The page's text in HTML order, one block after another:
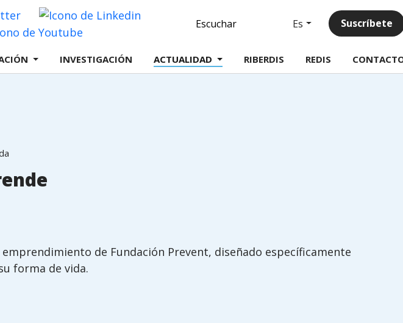
Twitter
Linkedin
Escuchar Es Suscríbete
INVESTIGACIÓN ACTUALIDAD RIBERDIS REDIS
de Fundación Prevent, diseñado específicamente
forma de vida.